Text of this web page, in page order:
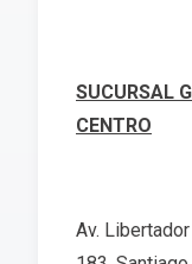
SUCURSAL
CENTRO
Av.